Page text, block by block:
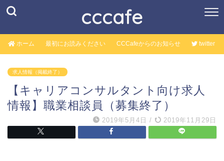
cccafe
ホーム 最初にお読みください CCCafeからのお知らせ twitter
求人情報（掲載終了）
【キャリアコンサルタント向け求人
情報】職業相談員（募集終了）
2019年5月4日 / 2019年11月29日